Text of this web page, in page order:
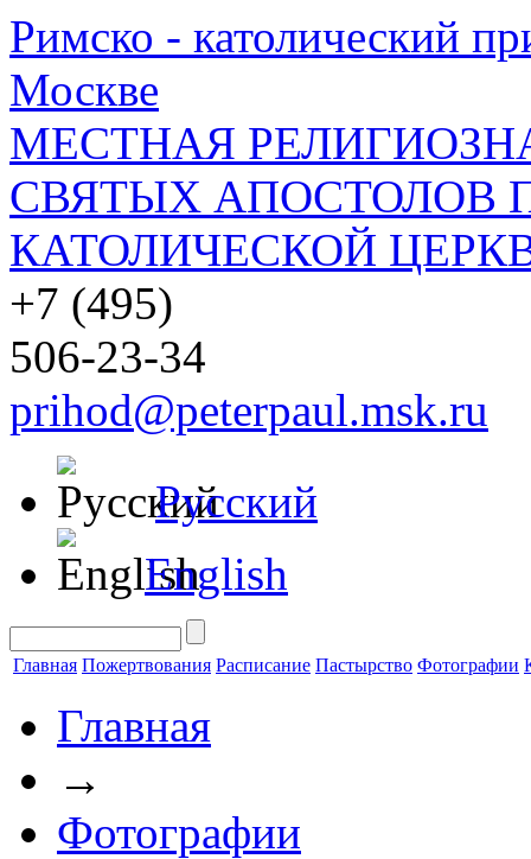
Римско - католический
Москве
МЕСТНАЯ
СВЯТЫХ АПОСТОЛОВ
КАТОЛИЧЕСКОЙ
+7 (495)
506-23-34
prihod@peterpaul.msk.ru
Русский
English
Главная Пожертвования Расписание Пастырство Фотографии
Главная
→
Фотографии